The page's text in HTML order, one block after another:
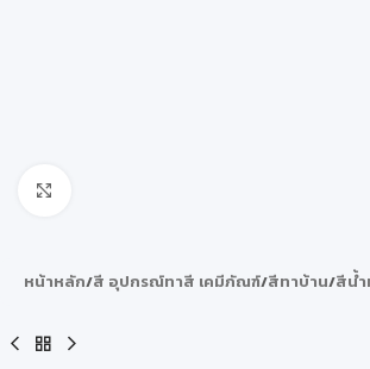
หน้าหลัก/สี อุปกรณ์ทาสี เคมีภัณฑ์/สีทาบ้าน/สีน้ำ